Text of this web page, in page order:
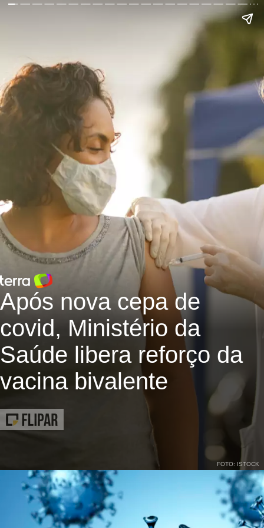
Após nova cepa de
covid, Ministério da
Saúde libera reforço da
vacina bivalente
FOTO: ISTOCK